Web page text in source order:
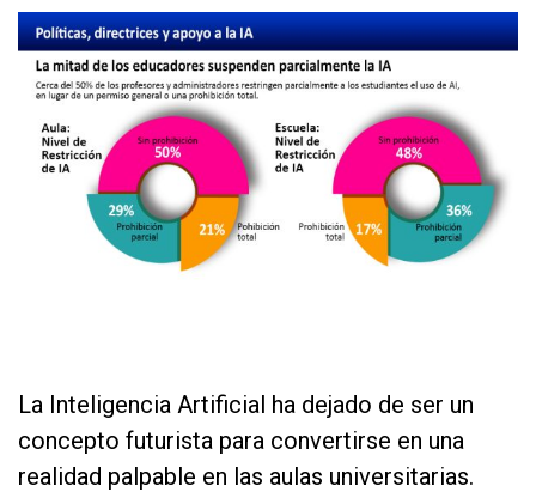
La Inteligencia Artificial ha dejado de ser un
concepto futurista para convertirse en una
realidad palpable en las aulas universitarias.